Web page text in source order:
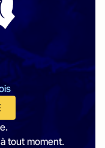
tout moment.